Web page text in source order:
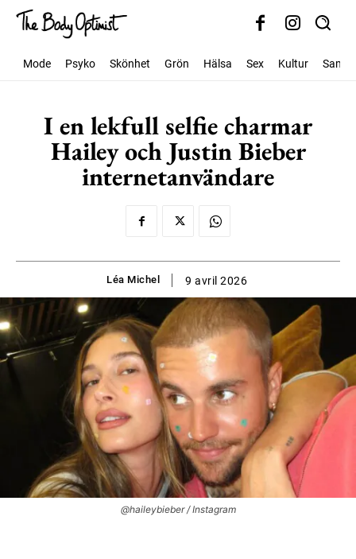
Mode Psyko Skönhet Grön Hälsa Sex Kultur
I en lekfull selfie charmar
Hailey och Justin Bieber
internetanvändare
Léa Michel 9 avril 2026
@haileybieber / Instagram